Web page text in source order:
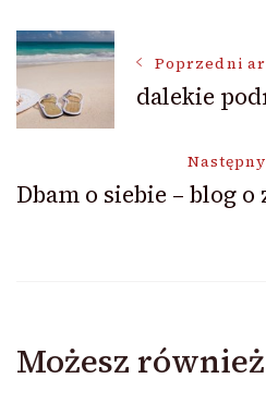
Nawigacja
wpisu
Poprzedni
dalekie
Dbam o siebie – blog
Możesz